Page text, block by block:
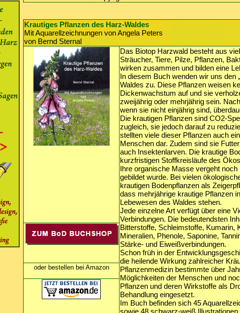
Krautiges Pflanzen des Harz-Waldes
Mit Aquarellzeichnungen von Angela Peters
von Bernd Sternal
Das Biotop Harzwald besteht aus
Sträucher, Tiere, Pilze, Pflanzen,
wirken zusammen und bilden eine
In diesem Buch wenden wir uns den
Waldes zu. Diese Pflanzen weisen
Dickenwachstum auf und sie
zweijährig oder mehrjährig sein.
wenn sie nicht einjährig sind,
Die krautigen Pflanzen sind CO2-
zugleich, sie jedoch darauf zu
stellten viele dieser Pflanzen auch
Menschen dar. Zudem sind sie
auch Insektenlarven. Die krautige
kurzfristigen Stoffkreisläufe des
Ihre organische Masse vergeht
gebildet wurde. Bei vielen
krautigen Bodenpflanzen als
dass mehrjährige krautige Pflanzen
Lebewesen des Waldes stehen.
Jede einzelne Art verfügt über eine
Verbindungen. Die bedeutendsten
Bitterstoffe, Schleimstoffe, Kumarin,
Mineralien, Phenole, Saponine,
Stärke- und Eiweißverbindungen.
Schon früh in der
die heilende Wirkung zahlreicher
Pflanzenmedizin bestimmte über
Möglichkeiten der Menschen und
Pflanzen und deren Wirkstoffe als
Behandlung eingesetzt.
Im Buch befinden sich 45
sowie 48 schwarz-weiß Illustrationen.
oder bestellen bei Amazon